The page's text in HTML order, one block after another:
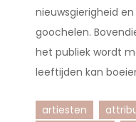
nieuwsgierigheid
goochelen.
het publiek wordt
leeftijden kan
artiesten